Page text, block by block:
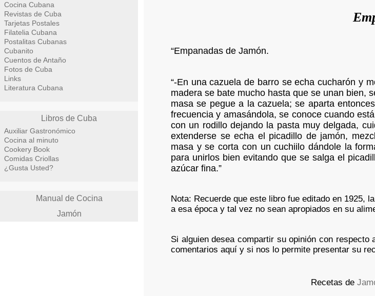
Cocina Cubana
Revistas de Cuba
Tarjetas Postales
Filatelia Cubana
Postalitas Cubanas
Cubanito
Cuentos de Antaño
Fotos de Cuba
Links
Literatura Cubana
Libros de Cuba
Auxiliar Gastronómico
Cocina al minuto
Cookery Book
Comidas Criollas
¿Gusta Usted?
Manual de Cocina
Jamón
“Empanadas de Jamón.
“-En una cazuela de barro se echa cucharón y
madera se bate mucho hasta que se unan bien,
masa se pegue a la cazuela; se aparta
frecuencia y amasándola, se conoce cuando
con un rodillo dejando la pasta muy delgada,
extenderse se echa el picadillo de jamón,
masa y se corta con un cuchiilo dándole la
para unirlos bien evitando que se salga el
azúcar fina.”
Nota: Recuerde que este libro fue editado en 1925,
a esa época y tal vez no sean apropiados en su
Si alguien desea compartir su opinión con
comentarios aquí y si nos lo permite presentar su
Recetas de